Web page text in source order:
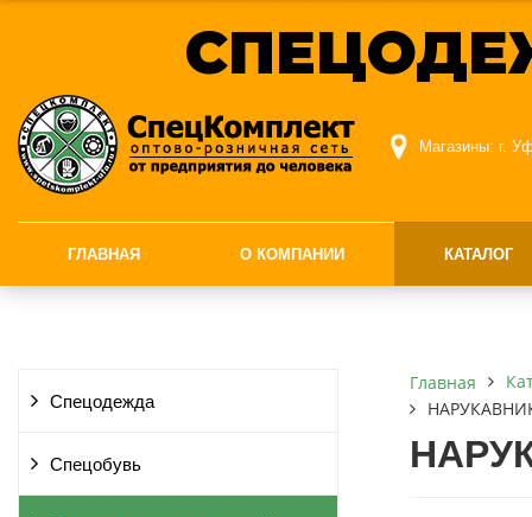
Магазины: г.
ГЛАВНАЯ О КОМПАНИИ КАТАЛОГ
Спецодежда
Спецобувь
Главная